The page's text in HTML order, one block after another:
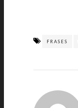
FRASES